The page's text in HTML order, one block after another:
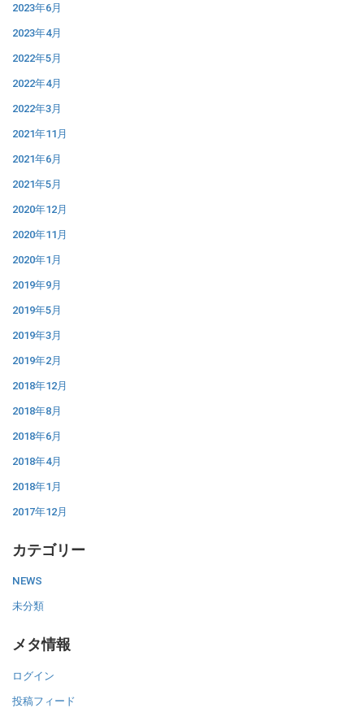
2023年6月
2023年4月
2022年5月
2022年4月
2022年3月
2021年11月
2021年6月
2021年5月
2020年12月
2020年11月
2020年1月
2019年9月
2019年5月
2019年3月
2019年2月
2018年12月
2018年8月
2018年6月
2018年4月
2018年1月
2017年12月
カテゴリー
NEWS
未分類
メタ情報
ログイン
投稿フィード